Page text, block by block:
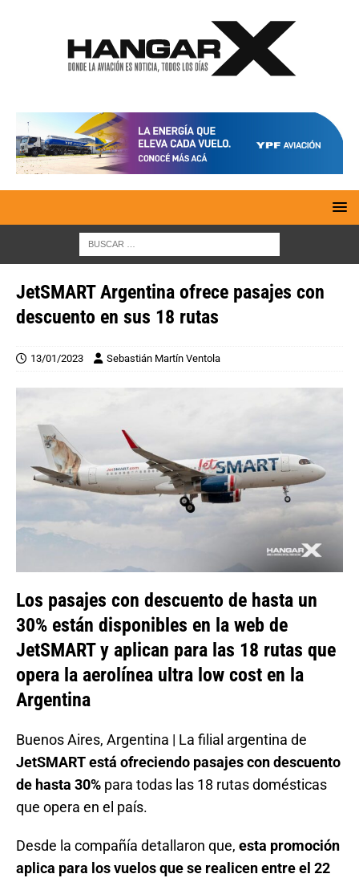
JetSMART Argentina ofrece pasajes con
descuento en sus 18 rutas
13/01/2023 Sebastián Martín Ventola
Los pasajes con descuento de hasta un
30% están disponibles en la web de
JetSMART y aplican para las 18 rutas que
opera la aerolínea ultra low cost en la
Argentina
Buenos Aires, Argentina | La filial argentina de
JetSMART está ofreciendo pasajes con descuento
de hasta 30% para todas las 18 rutas domésticas
que opera en el país.
Desde la compañía detallaron que, esta promoción
aplica para los vuelos que se realicen entre el 22